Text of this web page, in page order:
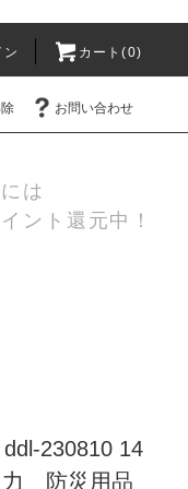
ン カート(0)
お問い合わせ
は
ント還元中！
230810 14
力 防災用品